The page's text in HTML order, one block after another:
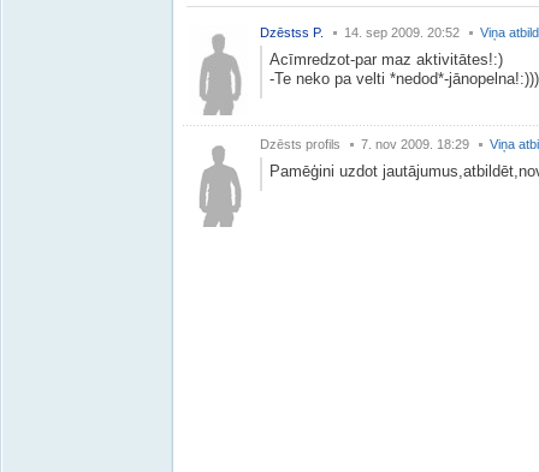
Dzēstss P. 14. sep 2009. 20:52 Viņa
Acīmredzot-par maz aktivitātes!:)
-Te neko pa velti *nedod*-jānopelna!:)))
Dzēsts profils 7. nov 2009. 18:29 Viņa
Pamēģini uzdot